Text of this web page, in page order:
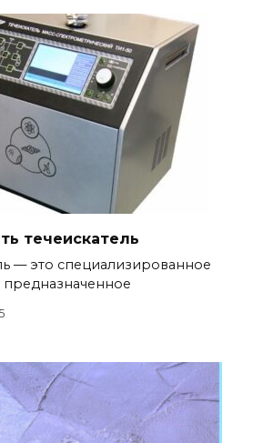
течеискатель
— это специализированное
предназначенное